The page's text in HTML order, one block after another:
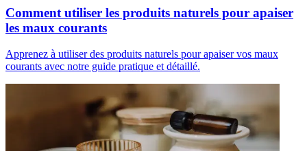
Comment utiliser les produits naturels pour apaiser
les maux courants
Apprenez à utiliser des produits naturels pour apaiser vos maux
courants avec notre guide pratique et détaillé.